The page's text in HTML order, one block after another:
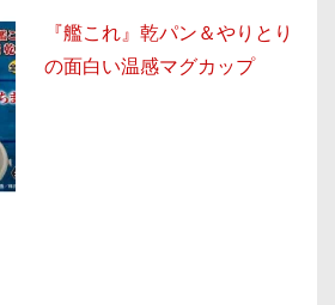
『艦これ』乾パン＆やりとり
の面白い温感マグカップ